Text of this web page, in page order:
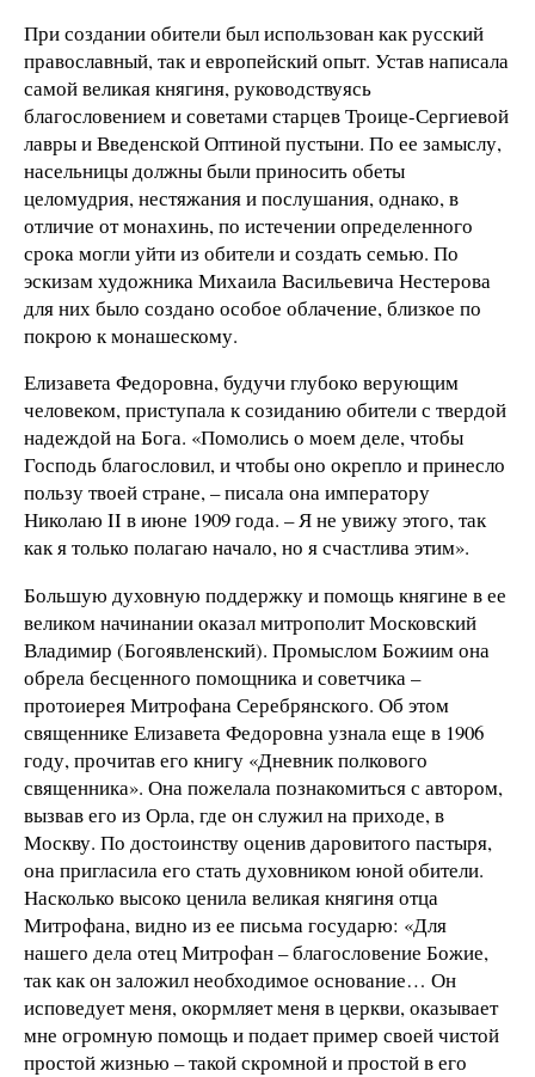
При создании обители был использован как русский
православный, так и европейский опыт. Устав написала
самой великая княгиня, руководствуясь
благословением и советами старцев Троице-Сергиевой
лавры и Введенской Оптиной пустыни. По ее замыслу,
насельницы должны были приносить обеты
целомудрия, нестяжания и послушания, однако, в
отличие от монахинь, по истечении определенного
срока могли уйти из обители и создать семью. По
эскизам художника Михаила Васильевича Нестерова
для них было создано особое облачение, близкое по
покрою к монашескому.
Елизавета Федоровна, будучи глубоко верующим
человеком, приступала к созиданию обители с твердой
надеждой на Бога. «Помолись о моем деле, чтобы
Господь благословил, и чтобы оно окрепло и принесло
пользу твоей стране, – писала она императору
Николаю II в июне 1909 года. – Я не увижу этого, так
как я только полагаю начало, но я счастлива этим».
Большую духовную поддержку и помощь княгине в ее
великом начинании оказал митрополит Московский
Владимир (Богоявленский). Промыслом Божиим она
обрела бесценного помощника и советчика –
протоиерея Митрофана Серебрянского. Об этом
священнике Елизавета Федоровна узнала еще в 1906
году, прочитав его книгу «Дневник полкового
священника». Она пожелала познакомиться с автором,
вызвав его из Орла, где он служил на приходе, в
Москву. По достоинству оценив даровитого пастыря,
она пригласила его стать духовником юной обители.
Насколько высоко ценила великая княгиня отца
Митрофана, видно из ее письма государю: «Для
нашего дела отец Митрофан – благословение Божие,
так как он заложил необходимое основание… Он
исповедует меня, окормляет меня в церкви, оказывает
мне огромную помощь и подает пример своей чистой
простой жизнью – такой скромной и простой в его